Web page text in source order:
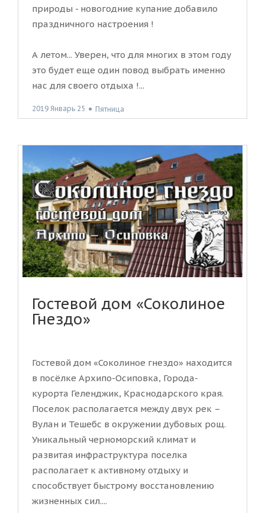
природы - новогодние купание добавило
праздничного настроения !
А летом... Уверен, что для многих в этом году
это будет еще один повод выбрать именно
нас для своего отдыха !...
2019 Январь 25 ● Пятница
Гостевой дом «Соколиное
Гнездо»
Гостевой дом «Соколиное гнездо» находится
в посёлке Архипо-Осиповка, Города-
курорта Геленджик, Краснодарского края.
Поселок располагается между двух рек –
Вулан и Тешебс в окружении дубовых рощ.
Уникальный черноморский климат и
развитая инфраструктура поселка
располагает к активному отдыху и
способствует быстрому восстановлению
жизненных сил....